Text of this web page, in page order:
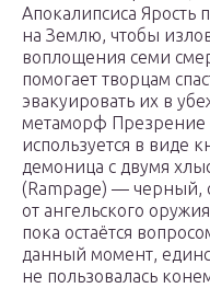
Апокалипсиса Ярость
на Землю, чтобы
воплощения семи
помогает творцам
эвакуировать их в
метаморф Презрение
используется в виде
демоница с двумя
(Rampage) — черный,
от ангельского
пока остаётся
данный момент,
не пользовалась